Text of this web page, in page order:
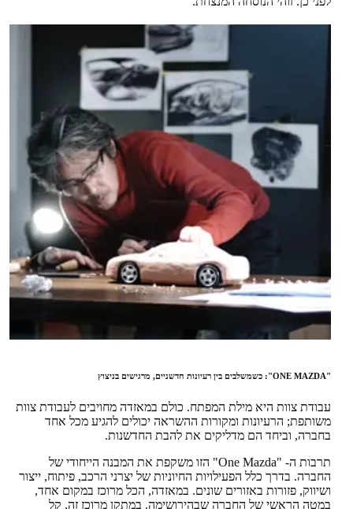
עבודת צוות היא מילת המפתח. כולם במאזדה מחויבים לעבודת צוות
משותפת; הרעיונות ומקורות ההשראה יכולים להגיע מכל אחד
בחברה, וביחד הם מדליקים את להבת החדשנות.
תרבות ה- "One Mazda" הזו משקפת את המבנה הייחודי של
החברה. בדרך כלל הפעילויות החיוניות של יצרני הרכב, פיתוח, ייצור
ושיווק, פזורות באזורים שונים. במאזדה, הכל מרוכז במקום אחד,
במטה הראשי של החברה שבהירושימה. במתקן מרוכז זה, קל